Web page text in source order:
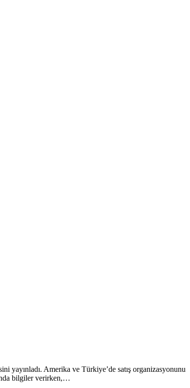
yayınladı. Amerika ve Türkiye’de satış organizasyonunu
bilgiler verirken,…